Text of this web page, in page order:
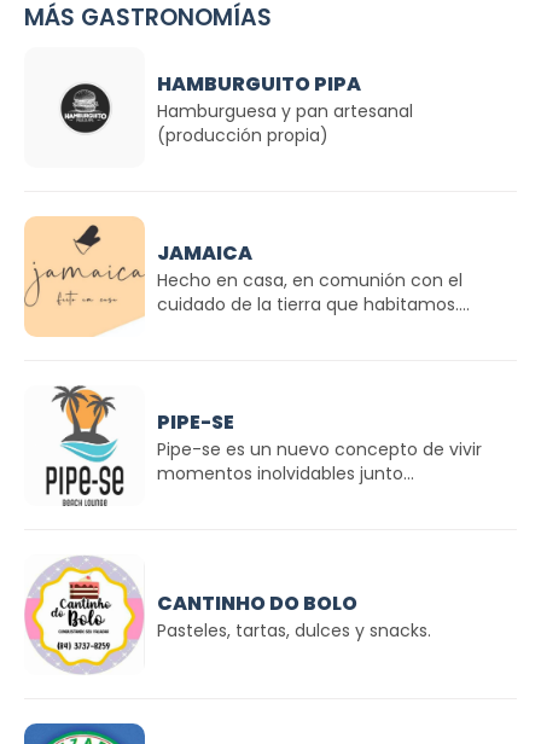
MÁS GASTRONOMÍAS
HAMBURGUITO PIPA
Hamburguesa y pan artesanal
(producción propia)
JAMAICA
Hecho en casa, en comunión con el
cuidado de la tierra que habitamos....
PIPE-SE
Pipe-se es un nuevo concepto de vivir
momentos inolvidables junto...
CANTINHO DO BOLO
Pasteles, tartas, dulces y snacks.